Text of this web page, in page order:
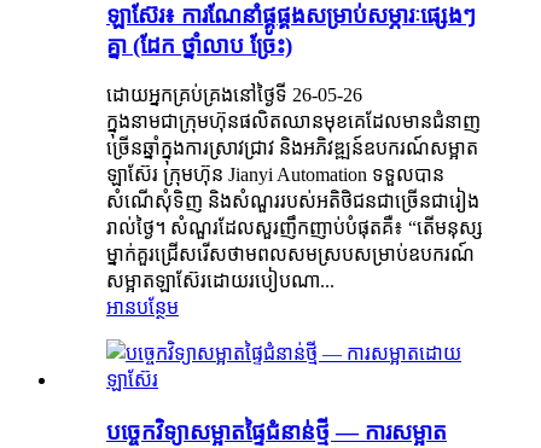
ឡាស៊ែរ៖ ការណែនាំផ្គូផ្គងសម្រាប់សម្ភារៈផ្សេងៗ
គ្នា (ដែក ថ្នាំលាប ច្រែះ)
ដោយអ្នកគ្រប់គ្រងនៅថ្ងៃទី 26-05-26
ក្នុងនាមជាក្រុមហ៊ុនផលិតឈានមុខគេដែលមានជំនាញ
ច្រើនឆ្នាំក្នុងការស្រាវជ្រាវ និងអភិវឌ្ឍន៍ឧបករណ៍សម្អាត
ឡាស៊ែរ ក្រុមហ៊ុន Jianyi Automation ទទួលបាន
សំណើសុំទិញ និងសំណួររបស់អតិថិជនជាច្រើនជារៀង
រាល់ថ្ងៃ។ សំណួរដែលសួរញឹកញាប់បំផុតគឺ៖ “តើមនុស្ស
ម្នាក់គួរជ្រើសរើសថាមពលសមស្របសម្រាប់ឧបករណ៍
សម្អាតឡាស៊ែរដោយរបៀបណា...
អានបន្ថែម
បច្ចេកវិទ្យាសម្អាតផ្ទៃជំនាន់ថ្មី — ការសម្អាត